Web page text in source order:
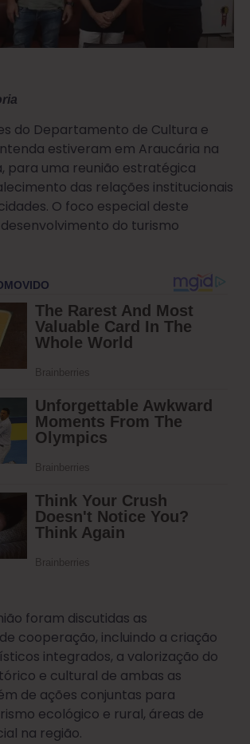
do Departamento de Cultura e
estiveram em Araucária na
para uma reunião estratégica
das relações institucionais
O foco especial deste
do turismo
foram discutidas as
cooperação, incluindo a criação
integrados, a valorização do
e cultural de ambas as
de ações conjuntas para
ecológico e rural, áreas de
na região.